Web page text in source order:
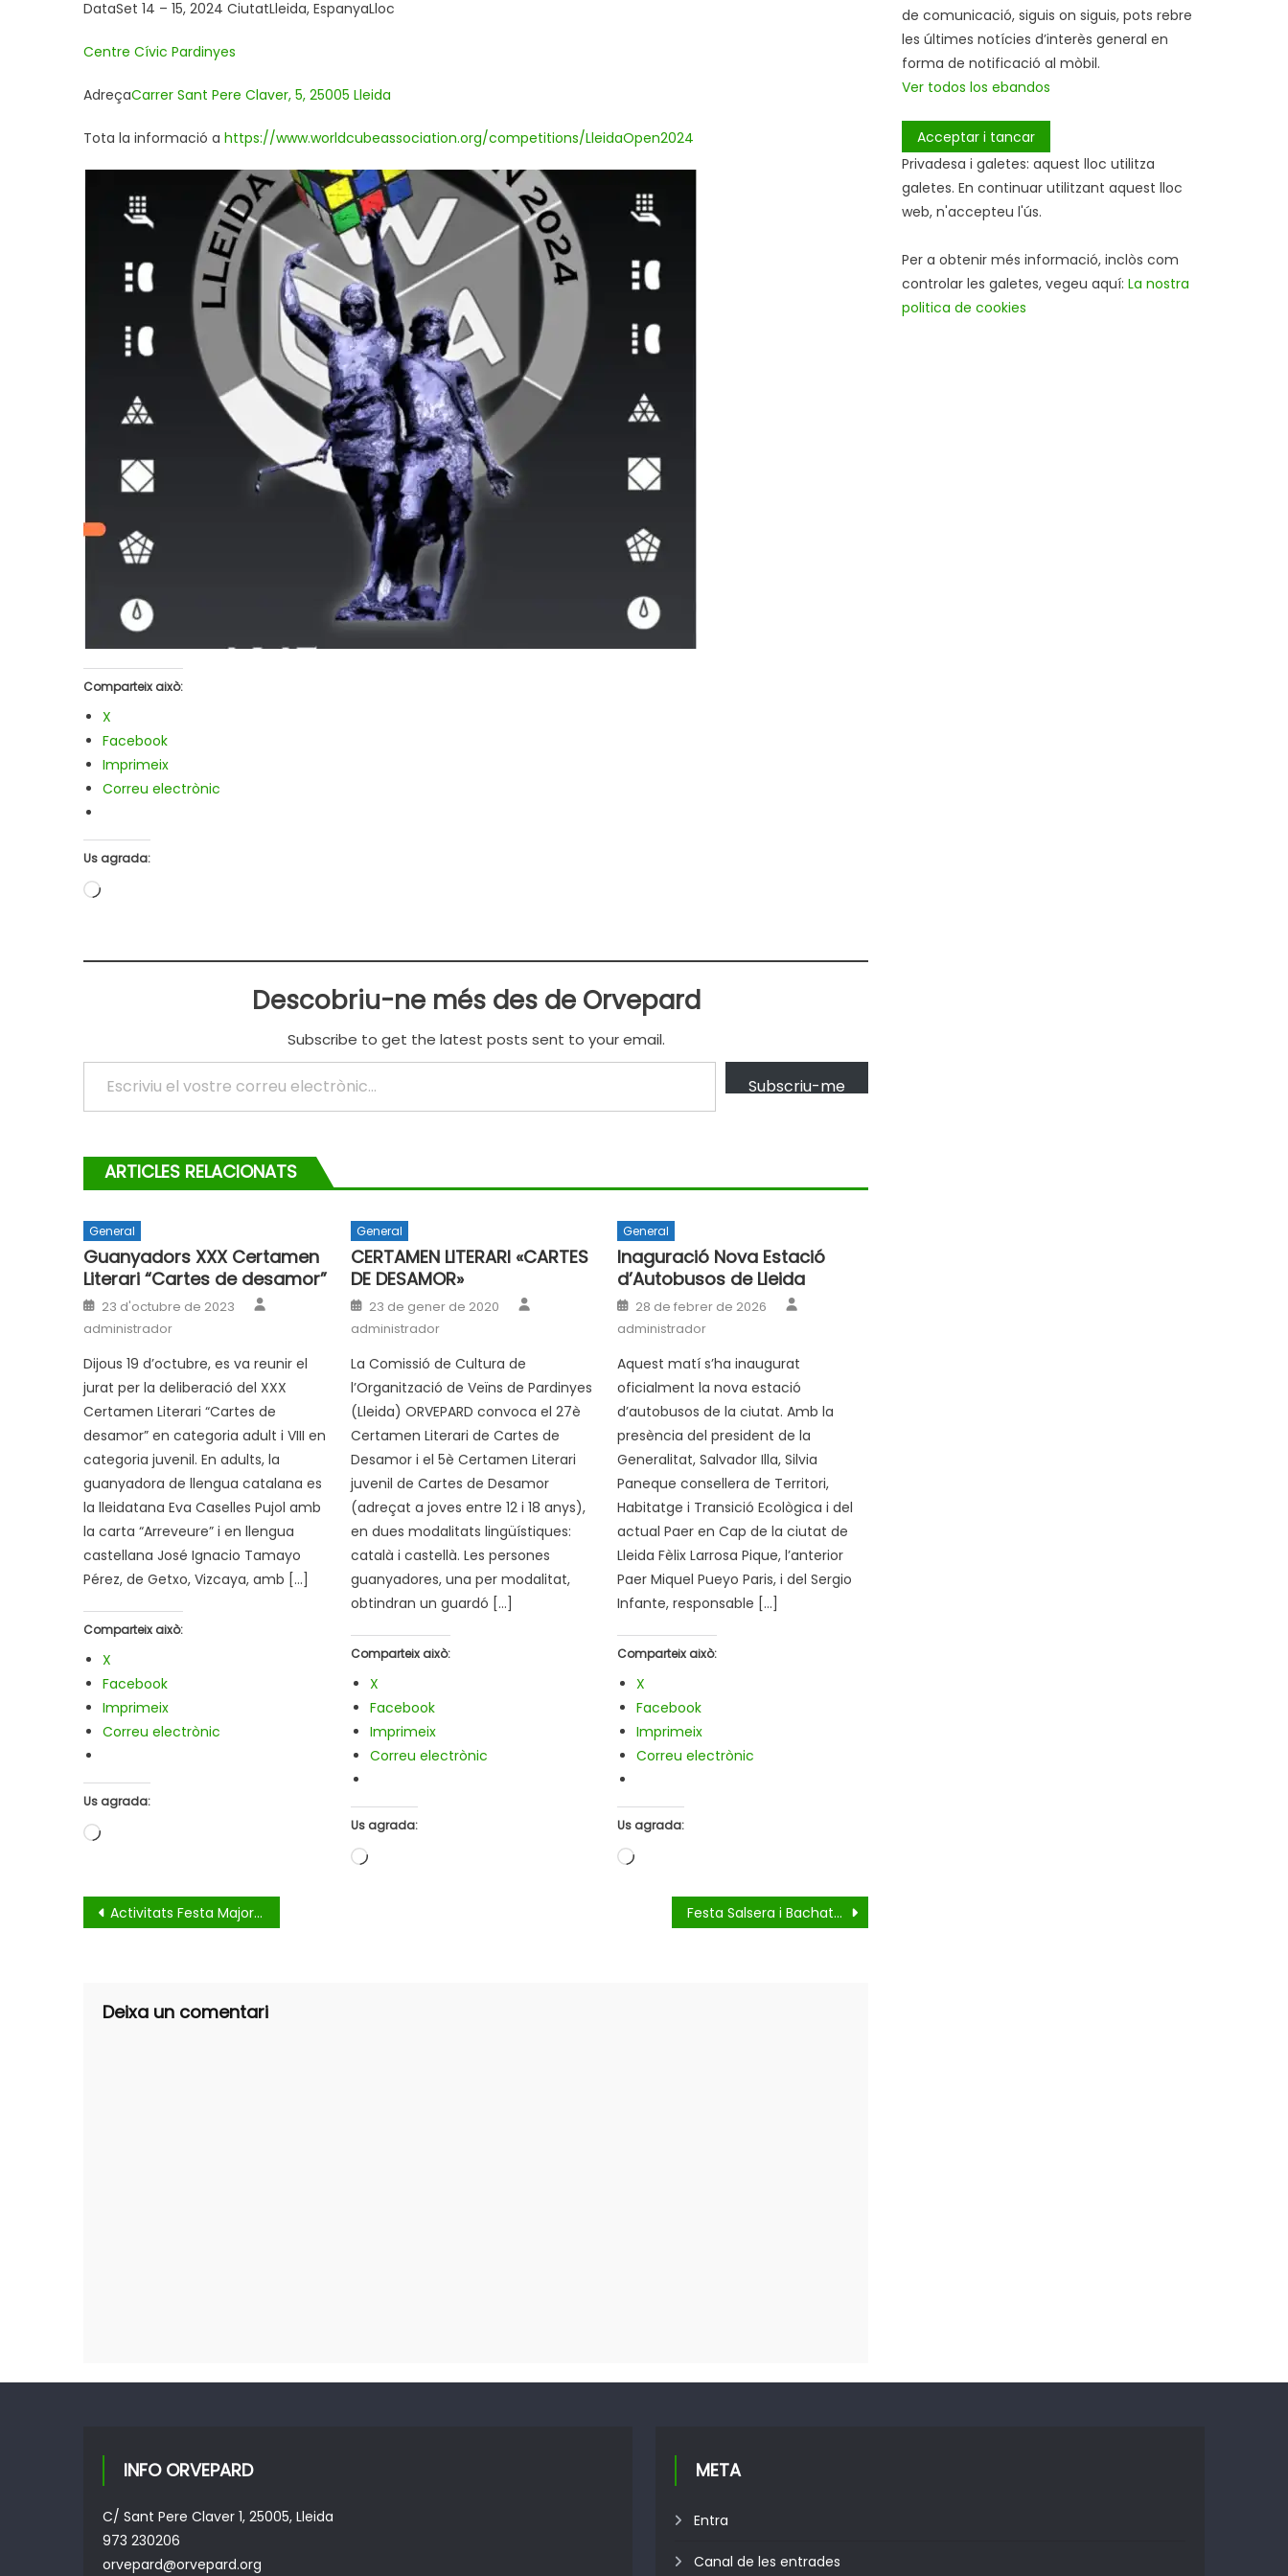
DataSet 14 – 15, 2024 CiutatLleida, EspanyaLloc
Centre Cívic Pardinyes
AdreçaCarrer Sant Pere Claver, 5, 25005 Lleida
Tota la informació a https://www.worldcubeassociation.org/competitions/LleidaOpen2024
Comparteix això:
X
Facebook
Imprimeix
Correu electrònic
Us agrada:
S'està
Descobriu-ne més des de Orvepard
Subscribe to get the latest posts sent to your email.
Escriviu el vostre correu electrònic…
Subscriu-me
ARTICLES RELACIONATS
General
Guanyadors XXX Certamen
Literari “Cartes de desamor”
Posted
on
23 d'octubre de 2023
administrador
Dijous 19 d’octubre, es va reunir el
jurat per la deliberació del XXX
Certamen Literari “Cartes de
desamor” en categoria adult i VIII en
categoria juvenil. En adults, la
guanyadora de llengua catalana es
la lleidatana Eva Caselles Pujol amb
la carta “Arreveure” i en llengua
castellana José Ignacio Tamayo
Pérez, de Getxo, Vizcaya, amb […]
Comparteix això:
X
Facebook
Imprimeix
Correu electrònic
Us agrada:
S'està
General
CERTAMEN LITERARI «CARTES
DE DESAMOR»
Posted
on
23 de gener de 2020
administrador
La Comissió de Cultura de
l’Organització de Veïns de Pardinyes
(Lleida) ORVEPARD convoca el 27è
Certamen Literari de Cartes de
Desamor i el 5è Certamen Literari
juvenil de Cartes de Desamor
(adreçat a joves entre 12 i 18 anys),
en dues modalitats lingüístiques:
català i castellà. Les persones
guanyadores, una per modalitat,
obtindran un guardó […]
Comparteix això:
X
Facebook
Imprimeix
Correu electrònic
Us agrada:
S'està
General
Inaguració Nova Estació
d’Autobusos de Lleida
Posted
on
28 de febrer de 2026
administrador
Aquest matí s’ha inaugurat
oficialment la nova estació
d’autobusos de la ciutat. Amb la
presència del president de la
Generalitat, Salvador Illa, Silvia
Paneque consellera de Territori,
Habitatge i Transició Ecològica i del
actual Paer en Cap de la ciutat de
Lleida Fèlix Larrosa Pique, l’anterior
Paer Miquel Pueyo Paris, i del Sergio
Infante, responsable […]
Comparteix això:
X
Facebook
Imprimeix
Correu electrònic
Us agrada:
S'està
Navegació
Activitats Festa Major Pardinyes Festa Salsera i Bachatera a Pardinyes
Deixa un comentari
de comunicació, siguis on siguis, pots rebre
les últimes notícies d’interès general en
forma de notificació al mòbil.
Ver todos los ebandos
Privadesa i galetes: aquest lloc utilitza
galetes. En continuar utilitzant aquest lloc
web, n'accepteu l'ús.
Per a obtenir més informació, inclòs com
controlar les galetes, vegeu aquí:La nostra
politica de cookies
INFO ORVEPARD
C/ Sant Pere Claver 1, 25005, Lleida
973 230206
orvepard@orvepard.org
META
Entra
Canal de les entrades